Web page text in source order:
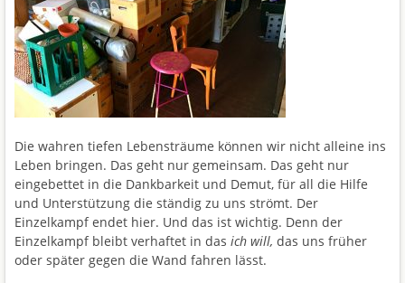
Die wahren tiefen Lebensträume können wir nicht alleine ins
Leben bringen. Das geht nur gemeinsam. Das geht nur
eingebettet in die Dankbarkeit und Demut, für all die Hilfe
und Unterstützung die ständig zu uns strömt. Der
Einzelkampf endet hier. Und das ist wichtig. Denn der
Einzelkampf bleibt verhaftet in das ich will, das uns früher
oder später gegen die Wand fahren lässt.